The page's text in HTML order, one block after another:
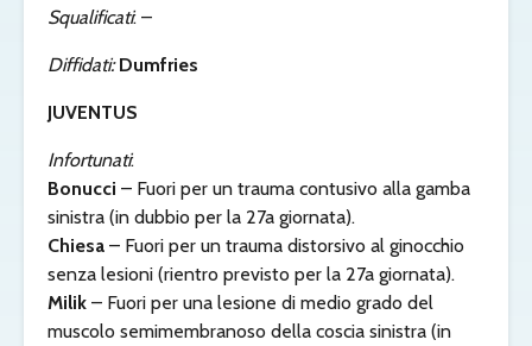
Squalificati: –
Diffidati:Dumfries
JUVENTUS
Infortunati:
Bonucci – Fuori per un trauma contusivo alla gamba
sinistra (in dubbio per la 27a giornata).
Chiesa – Fuori per un trauma distorsivo al ginocchio
senza lesioni (rientro previsto per la 27a giornata).
Milik – Fuori per una lesione di medio grado del
muscolo semimembranoso della coscia sinistra (in